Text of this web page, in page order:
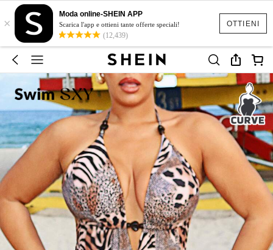
OTTIENI
×
Moda online-SHEIN APP
Scarica l'app e ottieni tante offerte speciali!
(12,439)